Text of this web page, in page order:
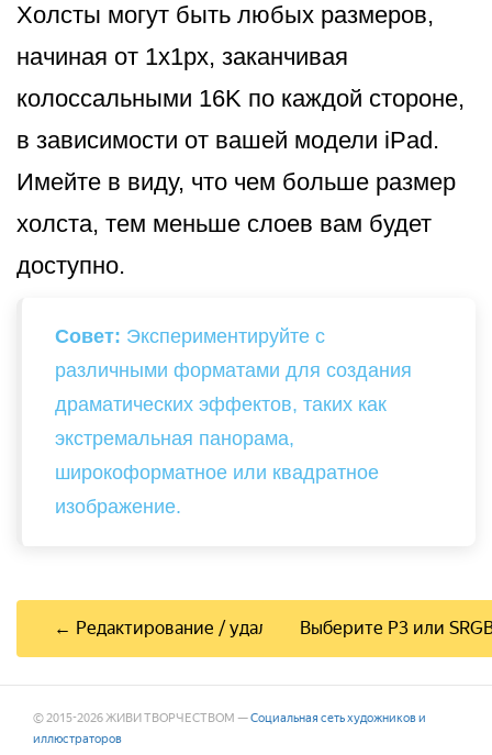
Холсты могут быть любых размеров,
начиная от 1x1px, заканчивая
колоссальными 16K по каждой стороне,
в зависимости от вашей модели iPad.
Имейте в виду, что чем больше размер
холста, тем меньше слоев вам будет
доступно.
Совет: Экспериментируйте с
различными форматами для создания
драматических эффектов, таких как
экстремальная панорама,
широкоформатное или квадратное
изображение.
← Редактирование / удаление шаблонов холста
Выберите P3 или
© 2015-2026 ЖИВИ ТВОРЧЕСТВОМ —Социальная сеть художников и
иллюстраторов